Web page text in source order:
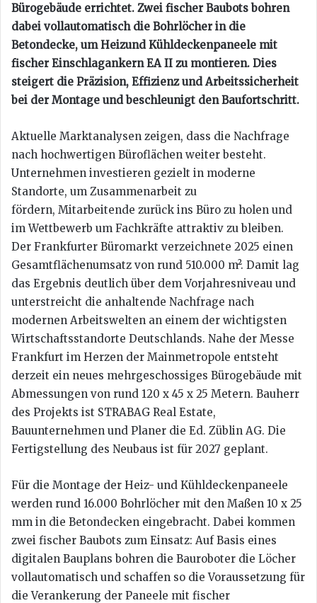
Bürogebäude errichtet. Zwei fischer Baubots bohren
dabei vollautomatisch die Bohrlöcher in die
Betondecke, um Heizund Kühldeckenpaneele mit
fischer Einschlagankern EA II zu montieren. Dies
steigert die Präzision, Effizienz und Arbeitssicherheit
bei der Montage und beschleunigt den Baufortschritt.
Aktuelle Marktanalysen zeigen, dass die Nachfrage
nach hochwertigen Büroflächen weiter besteht.
Unternehmen investieren gezielt in moderne
Standorte, um Zusammenarbeit zu
fördern, Mitarbeitende zurück ins Büro zu holen und
im Wettbewerb um Fachkräfte attraktiv zu bleiben.
Der Frankfurter Büromarkt verzeichnete 2025 einen
Gesamtflächenumsatz von rund 510.000 m². Damit lag
das Ergebnis deutlich über dem Vorjahresniveau und
unterstreicht die anhaltende Nachfrage nach
modernen Arbeitswelten an einem der wichtigsten
Wirtschaftsstandorte Deutschlands. Nahe der Messe
Frankfurt im Herzen der Mainmetropole entsteht
derzeit ein neues mehrgeschossiges Bürogebäude mit
Abmessungen von rund 120 x 45 x 25 Metern. Bauherr
des Projekts ist STRABAG Real Estate,
Bauunternehmen und Planer die Ed. Züblin AG. Die
Fertigstellung des Neubaus ist für 2027 geplant.
Für die Montage der Heiz- und Kühldeckenpaneele
werden rund 16.000 Bohrlöcher mit den Maßen 10 x 25
mm in die Betondecken eingebracht. Dabei kommen
zwei fischer Baubots zum Einsatz: Auf Basis eines
digitalen Bauplans bohren die Bauroboter die Löcher
vollautomatisch und schaffen so die Voraussetzung für
die Verankerung der Paneele mit fischer